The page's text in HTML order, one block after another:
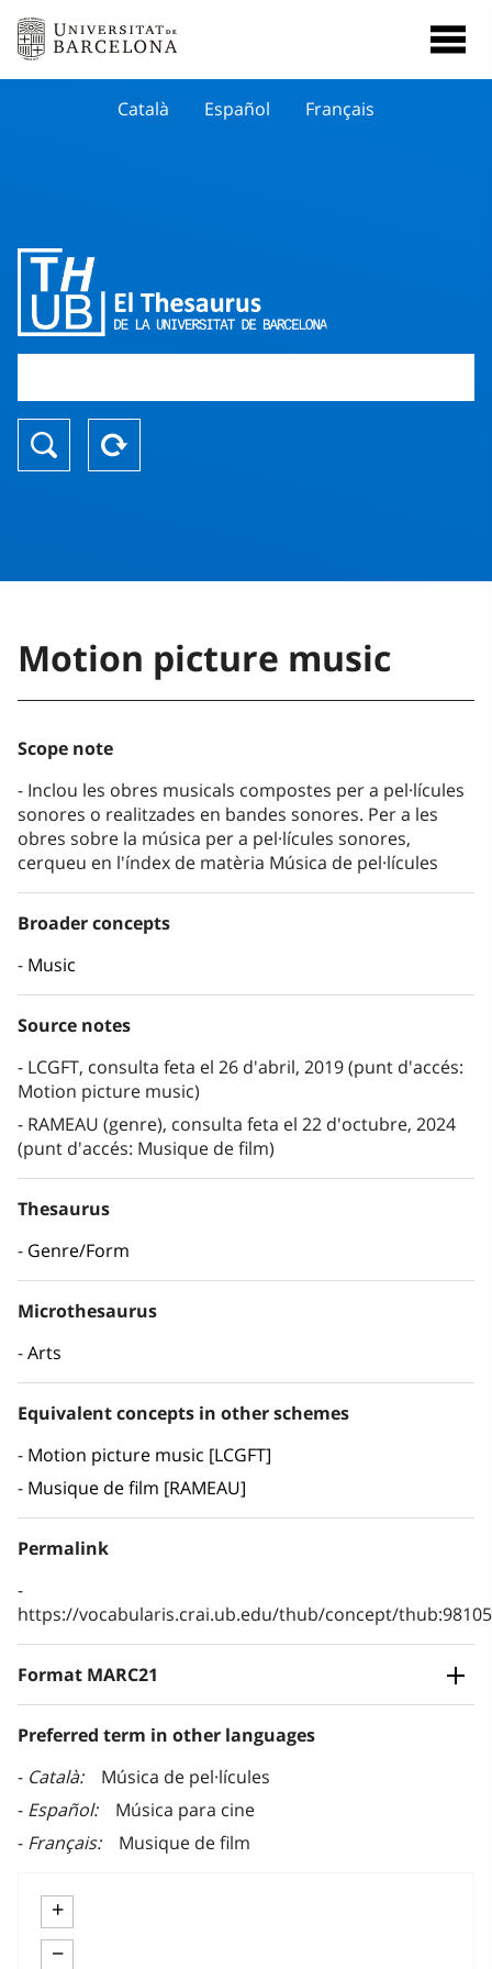
Català Español Français
Motion picture music
Scope note
Inclou les obres musicals compostes per a pel·lícules
sonores o realitzades en bandes sonores. Per a les
obres sobre la música per a pel·lícules sonores,
cerqueu en l'índex de matèria Música de pel·lícules
Broader concepts
Music
Source notes
LCGFT, consulta feta el 26 d'abril, 2019 (punt d'accés:
Motion picture music)
RAMEAU (genre), consulta feta el 22 d'octubre, 2024
(punt d'accés: Musique de film)
Thesaurus
Genre/Form
Microthesaurus
Arts
Equivalent concepts in other schemes
Motion picture music [LCGFT]
Musique de film [RAMEAU]
Permalink
https://vocabularis.crai.ub.edu/thub/concept/
Format MARC21
Preferred term in other languages
Català
Música de pel·lícules
Español
Música para cine
Français
Musique de film
+
−